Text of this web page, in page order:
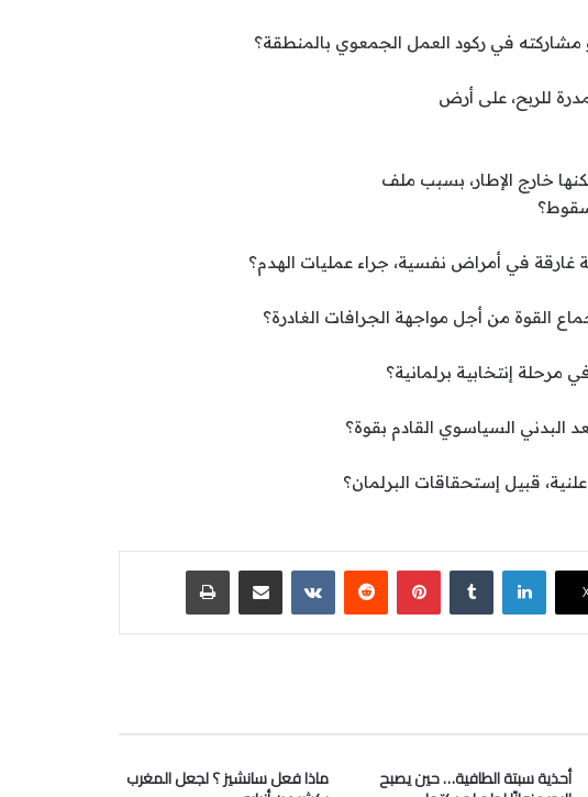
في ركود العمل الجمعوي بالمنطقة؟
للربح، على أرض
خارج الإطار، بسبب ملف
في أمراض نفسية، جراء عمليات الهدم؟
القوة من أجل مواجهة الجرافات الغادرة؟
مرحلة إنتخابية برلمانية؟
البدني السياسوي القادم بقوة؟
قبيل إستحقاقات البرلمان؟
لينكدإن بينتيريست
أحذية سبتة الطافية… حين يصبح ماذا فعل سانشيز ؟ لجعل المغرب